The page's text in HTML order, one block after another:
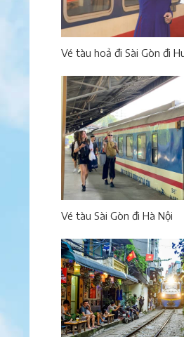
Vé tàu hoả đi Sài Gòn đi
Vé tàu Sài Gòn đi Hà Nội